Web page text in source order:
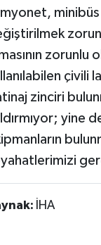
çivili
zinciri
yine
İHA